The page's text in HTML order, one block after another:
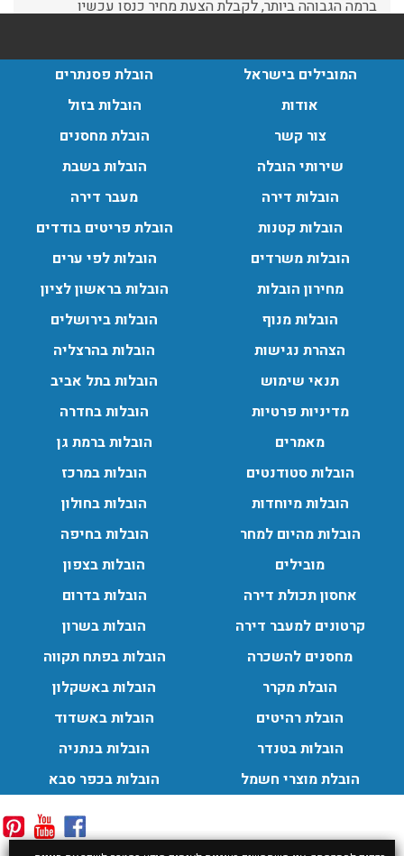
עודכן לאחרונה: 30/03/2026, 12:23
הובלות מנוף בגבעת שמואל:
שירותי הובלה עם מנוף בגבעת שמואל לכל סוגי ההובלות
החל מהובלת תכולת דירה שלמה עם מנוף ועד פריט בודד.
עודכן לאחרונה: 24/02/2026, 10:42
הובלות מנוף בפרדס חנה:
תכולת דירה שלמה עם מנוף.
עודכן לאחרונה: 24/02/2026, 10:42
המובילים בישראל
אודות
צור קשר
שירותי הובלה
הובלות דירה
הובלות קטנות
הובלות משרדים
מחירון הובלות
הובלות מנוף
הצהרת נגישות
תנאי שימוש
מדיניות פרטיות
מאמרים
הובלות סטודנטים
הובלות מיוחדות
הובלות מהיום למחר
מובילים
אחסון תכולת דירה
קרטונים למעבר דירה
מחסנים להשכרה
הובלת מקרר
הובלת רהיטים
הובלות בטנדר
הובלת מוצרי חשמל
הובלת פסנתרים
הובלות בזול
הובלת מחסנים
הובלות בשבת
מעבר דירה
הובלת פריטים בודדים
הובלות לפי ערים
הובלות בראשון לציון
הובלות בירושלים
הובלות בהרצליה
הובלות בתל אביב
הובלות בחדרה
הובלות ברמת גן
הובלות במרכז
הובלות בחולון
הובלות בחיפה
הובלות בצפון
הובלות בדרום
הובלות בשרון
הובלות בפתח תקווה
הובלות באשקלון
הובלות באשדוד
הובלות בנתניה
הובלות בכפר סבא